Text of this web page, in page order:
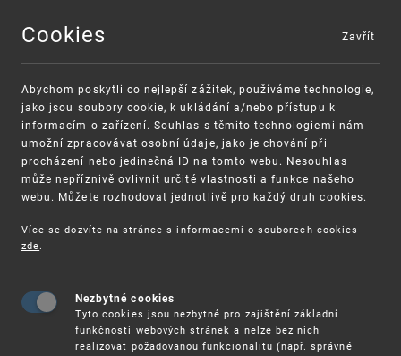
MENU
VAROVÁNÍ
Finanční podpora
Cookies
Abychom poskytli co nejlepší zážitek, používáme technologie,
jako jsou soubory cookie, k ukládání a/nebo přístupu k
informacím o zařízení. Souhlas s těmito technologiemi nám
umožní zpracovávat osobní údaje, jako je chování při
procházení nebo jedinečná ID na tomto webu. Nesouhlas
může nepříznivě ovlivnit určité vlastnosti a funkce našeho
webu. Můžete rozhodovat jednotlivě pro každý druh cookies.
Více se dozvíte na stránce s informacemi o souborech cookies
zde.
Nezbytné cookies
Tyto cookies jsou nezbytné pro zajištění základní
funkčnosti webových stránek a nelze bez nich
realizovat požadovanou funkcionalitu (např. správné
Zavřít